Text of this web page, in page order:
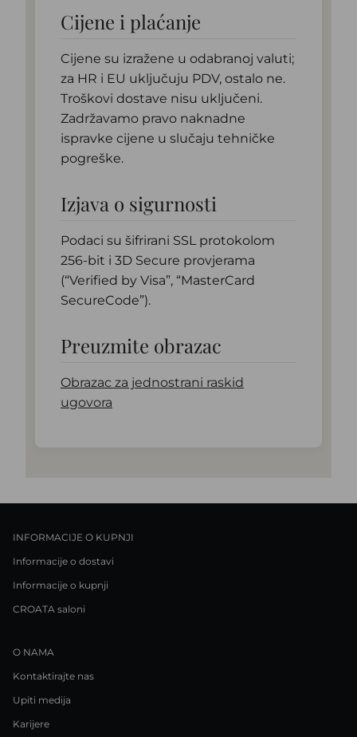
Cijene i plaćanje
Cijene su izražene u odabranoj valuti;
za HR i EU uključuju PDV, ostalo ne.
Troškovi dostave nisu uključeni.
Zadržavamo pravo naknadne
ispravke cijene u slučaju tehničke
pogreške.
Izjava o sigurnosti
Podaci su šifrirani SSL protokolom
256-bit i 3D Secure provjerama
(“Verified by Visa”, “MasterCard
SecureCode”).
Preuzmite obrazac
Obrazac za jednostrani raskid
ugovora
INFORMACIJE O KUPNJI
Informacije o dostavi
Informacije o kupnji
CROATA saloni
O NAMA
Kontaktirajte nas
Upiti medija
Karijere